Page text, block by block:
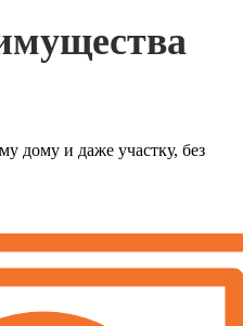
дому и даже участку, без